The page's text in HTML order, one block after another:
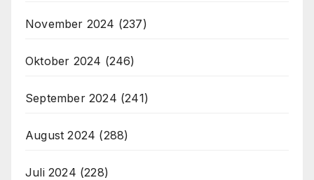
November 2024 (237)
Oktober 2024 (246)
September 2024 (241)
August 2024 (288)
Juli 2024 (228)